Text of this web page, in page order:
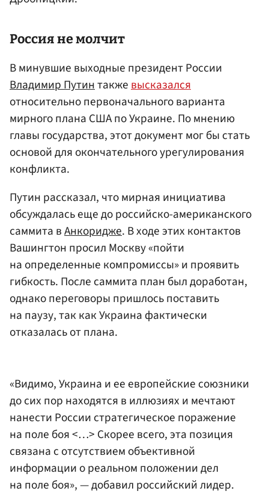
Россия не молчит
В минувшие выходные президент России
Владимир Путинтакжевысказался
относительно первоначального варианта
мирного плана США по Украине. По мнению
главы государства, этот документ мог бы стать
основой для окончательного урегулирования
конфликта.
Путин рассказал, что мирная инициатива
обсуждалась еще до российско-американского
саммита вАнкоридже. В ходе этих контактов
Вашингтон просил Москву «пойти
на определенные компромиссы» и проявить
гибкость. После саммита план был доработан,
однако переговоры пришлось поставить
на паузу, так как Украина фактически
отказалась от плана.
«Видимо, Украина и ее европейские союзники
до сих пор находятся в иллюзиях и мечтают
нанести России стратегическое поражение
на поле боя <…> Скорее всего, эта позиция
связана с отсутствием объективной
информации о реальном положении дел
на поле боя», — добавил российский лидер.